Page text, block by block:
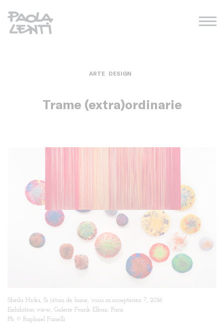
ARTE DESIGN
Trame (extra)ordinarie
Sheila Hicks, Si j’étais de laine, vous m’accepteriez ?, 2016
Exhibition view, Galerie Frank Elbaz, Paris
Ph © Raphael Fanelli